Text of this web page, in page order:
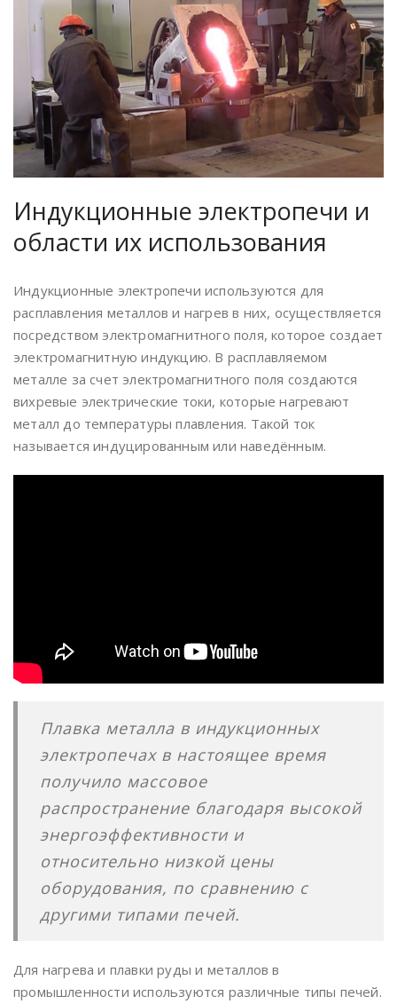
Индукционные электропечи и
области их использования
Индукционные электропечи используются для
расплавления металлов и нагрев в них, осуществляется
посредством электромагнитного поля, которое создает
электромагнитную индукцию. В расплавляемом
металле за счет электромагнитного поля создаются
вихревые электрические токи, которые нагревают
металл до температуры плавления. Такой ток
называется индуцированным или наведённым.
Плавка металла в индукционных
электропечах в настоящее время
получило массовое
распространение благодаря высокой
энергоэффективности и
относительно низкой цены
оборудования, по сравнению с
другими типами печей.
Для нагрева и плавки руды и металлов в
промышленности используются различные типы печей.